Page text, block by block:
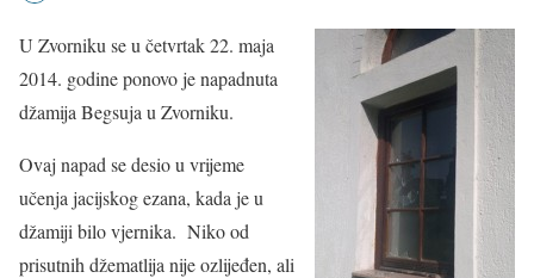
U Zvorniku se u četvrtak 22. maja
2014. godine ponovo je napadnuta
džamija Begsuja u Zvorniku.
Ovaj napad se desio u vrijeme
učenja jacijskog ezana, kada je u
džamiji bilo vjernika. Niko od
prisutnih džematlija nije ozlijeđen, ali